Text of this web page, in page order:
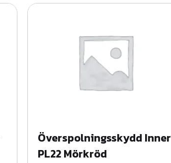
g
d
Överspolningsskydd Inner
PL22 Mörkröd